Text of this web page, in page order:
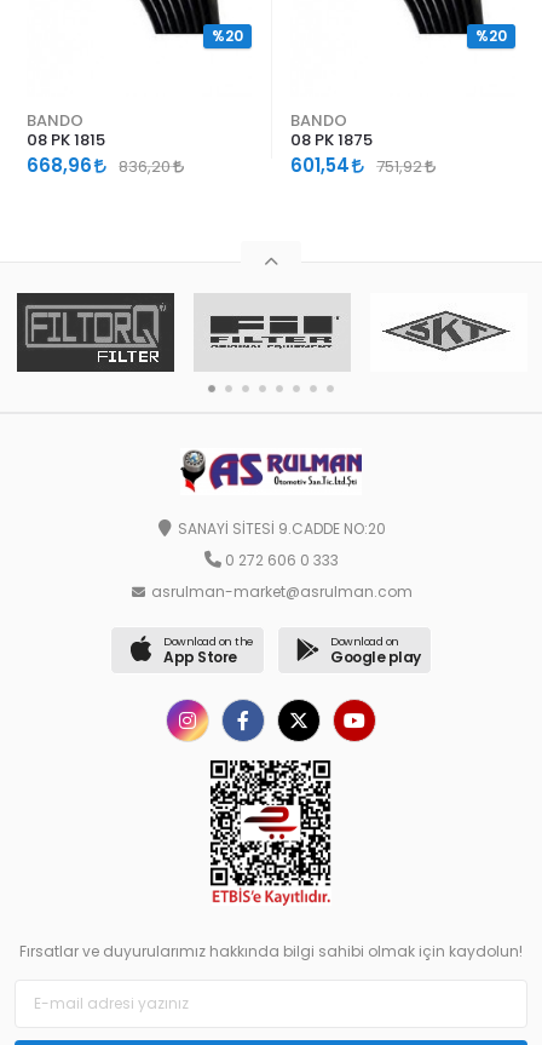
BANDO
08 PK 1815
668,96 836,20
%20
BANDO
08 PK 1875
601,54 751,92
%20
SANAYİ SİTESİ 9.CADDE NO:20
0 272 606 0 333
asrulman-market@asrulman.com
Download on the
App Store
Download on
Google play
Fırsatlar ve duyurularımız hakkında bilgi sahibi olmak için kaydolun!